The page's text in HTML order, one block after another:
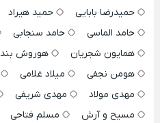
حمیدرضا بابایی
حمید هیراد
حامد الماسی
حامد سنجابی
همایون شجریان
هوروش بند
هومن نجفی
میلاد غلامی
مهدی مولاد
مهدی شریفی
مسیح و آرش
مسلم فتاحی